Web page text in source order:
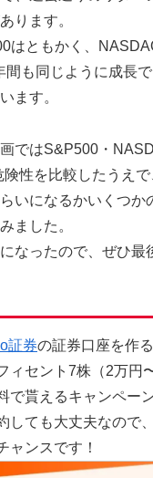
ります。
はともかく、
間も同じように成長
ます。
ではS&P500・
険性を比較したうえ
いになるかいくつか
ました。
なったので、ぜひ最
証券の証券口座を作
ィセント7株（2万円
で貰えるキャンペー
しても大丈夫なので
ャンスです！